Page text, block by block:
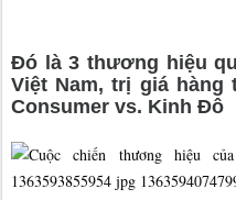
Đó là 3 thương hiệu
Việt Nam, trị giá hàng
Consumer vs. Kinh Đô